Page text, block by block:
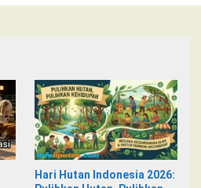
Hari Hutan Indonesia 2026: